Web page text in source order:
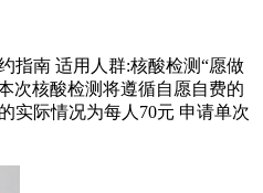
指南 适用人群:核酸检测“愿做
次核酸检测将遵循自愿自费的
实际情况为每人70元 申请单次